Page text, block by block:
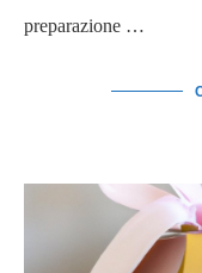
preparazione …